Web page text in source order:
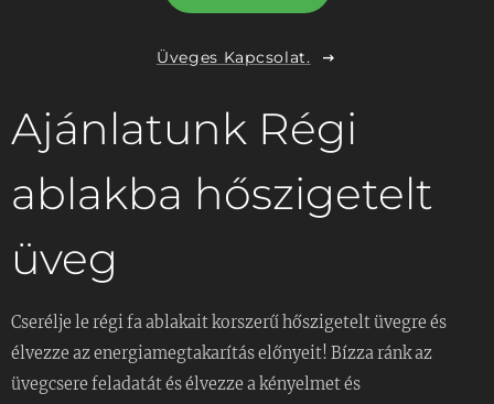
kerületben! Gyors kiszállás, precíz beépítés,
biztosító által elfogadott árakon. Hívjon
Üveges Kapcsolat.
Ajánlatunk Régi
ablakba hőszigetelt
üveg
Cserélje le régi fa ablakait korszerű hőszigetelt üvegre és
élvezze az energiamegtakarítás előnyeit! Bízza ránk az
üvegcsere feladatát és élvezze a kényelmet és